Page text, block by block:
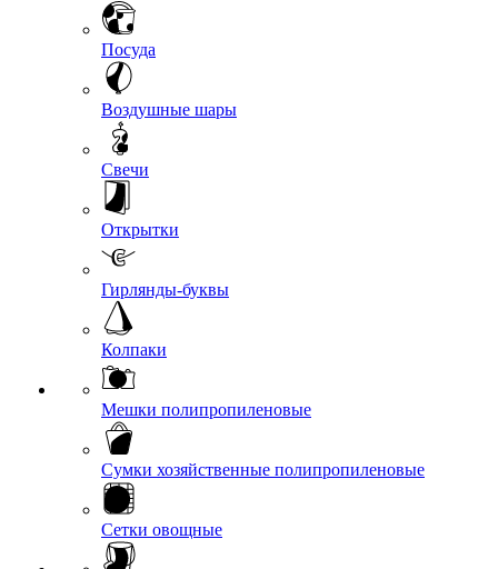
Посуда
Воздушные шары
Свечи
Открытки
Гирлянды-буквы
Колпаки
Мешки полипропиленовые
Сумки хозяйственные полипропиленовые
Сетки овощные